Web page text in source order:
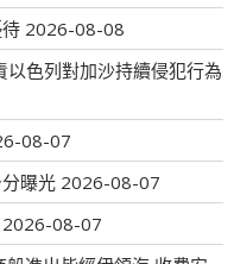
2026-08-08
色列對加沙持續侵犯行為
08-07
曝光 2026-08-07
2026-08-07